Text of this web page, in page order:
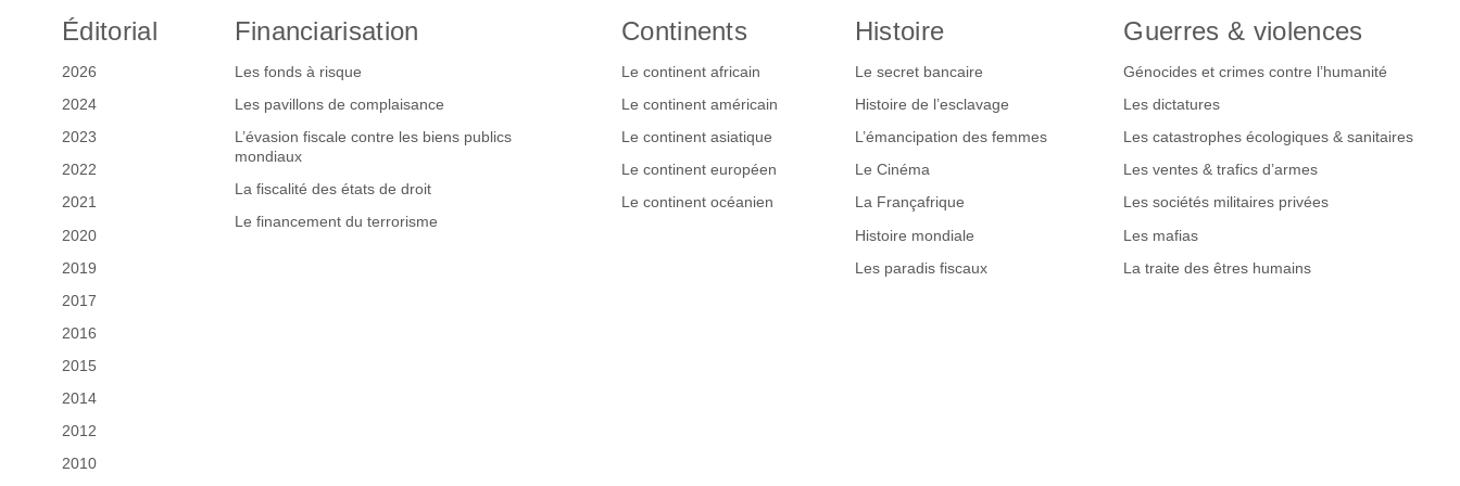
Éditorial
2026
2024
2023
2022
2021
2020
2019
2017
2016
2015
2014
2012
2010
Financiarisation
Les fonds à risque
Les pavillons de complaisance
L’évasion fiscale contre les biens publics
mondiaux
La fiscalité des états de droit
Le financement du terrorisme
Continents
Le continent africain
Le continent américain
Le continent asiatique
Le continent européen
Le continent océanien
Histoire
Le secret bancaire
Histoire de l’esclavage
L’émancipation des femmes
Le Cinéma
La Françafrique
Histoire mondiale
Les paradis fiscaux
Guerres & violences
Génocides et crimes contre l’humanité
Les dictatures
Les catastrophes écologiques & sanitaires
Les ventes & trafics d’armes
Les sociétés militaires privées
Les mafias
La traite des êtres humains